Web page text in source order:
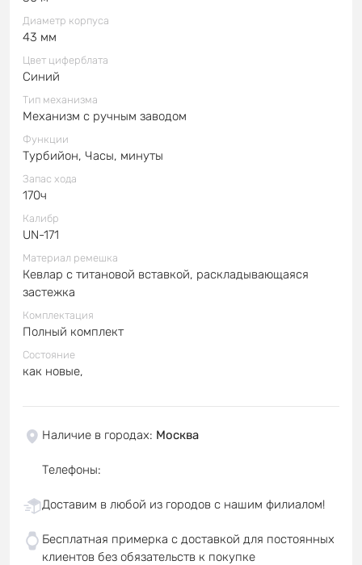
Диаметр корпуса
43 мм
Цвет циферблата
Синий
Тип механизма
Механизм с ручным заводом
Функции
Турбийон, Часы, минуты
Запас хода
170ч
Калибр
UN-171
Материал ремешка
Кевлар с титановой вставкой, раскладывающаяся
застежка
Комплектация
Полный комплект
Состояние
как новые,
Наличие в городах: Москва
Телефоны:
Доставим в любой из городов с нашим филиалом!
Бесплатная примерка с доставкой для постоянных
клиентов без обязательств к покупке